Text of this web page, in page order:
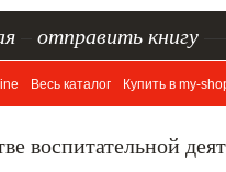
отправить книгу
Весь каталог Купить в my-
воспитательной